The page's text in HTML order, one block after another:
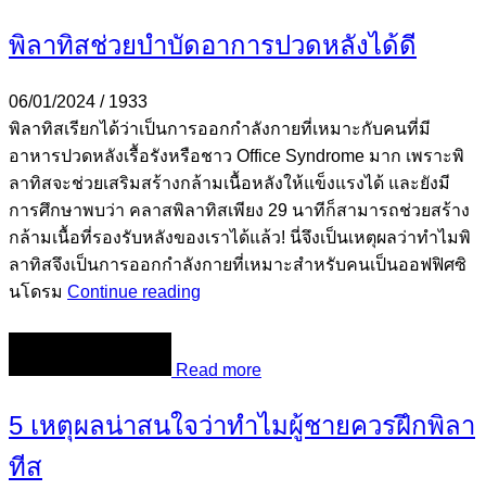
พิลาทิสช่วยบำบัดอาการปวดหลังได้ดี
06/01/2024 / 1933
พิลาทิสเรียกได้ว่าเป็นการออกกำลังกายที่เหมาะกับคนที่มี
อาหารปวดหลังเรื้อรังหรือชาว Office Syndrome มาก เพราะพิ
ลาทิสจะช่วยเสริมสร้างกล้ามเนื้อหลังให้แข็งแรงได้ และยังมี
การศึกษาพบว่า คลาสพิลาทิสเพียง 29 นาทีก็สามารถช่วยสร้าง
กล้ามเนื้อที่รองรับหลังของเราได้แล้ว! นี่จึงเป็นเหตุผลว่าทำไมพิ
ลาทิสจึงเป็นการออกกำลังกายที่เหมาะสำหรับคนเป็นออฟฟิศซิ
นโดรม Continue reading
Read more
5 เหตุผลน่าสนใจว่าทำไมผู้ชายควรฝึกพิลา
ทีส